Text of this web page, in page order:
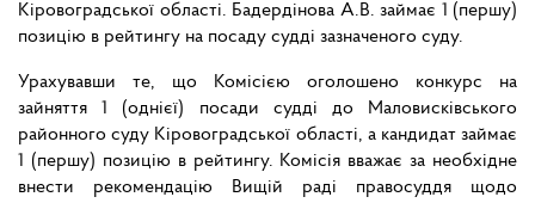
Кіровоградської області. Бадердінова А.В. займає 1 (першу)
позицію в рейтингу на посаду судді зазначеного суду.
Урахувавши те, що Комісією оголошено конкурс на
зайняття 1 (однієї) посади судді до Маловисківського
районного суду Кіровоградської області, а кандидат займає
1 (першу) позицію в рейтингу. Комісія вважає за необхідне
внести рекомендацію Вищій раді правосуддя щодо